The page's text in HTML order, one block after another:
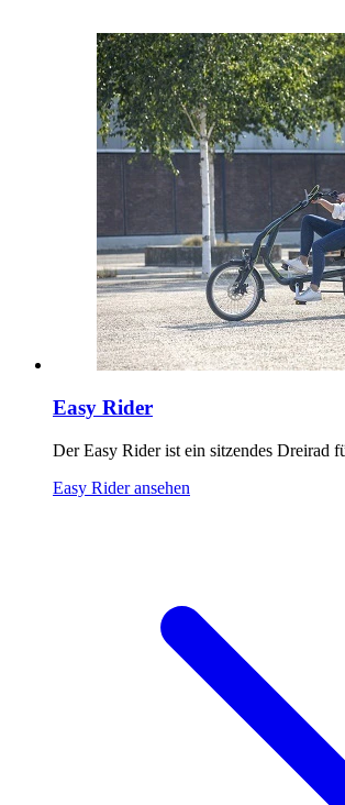
Easy Rider
Der Easy Rider ist ein sitzendes Dreirad
Easy Rider ansehen